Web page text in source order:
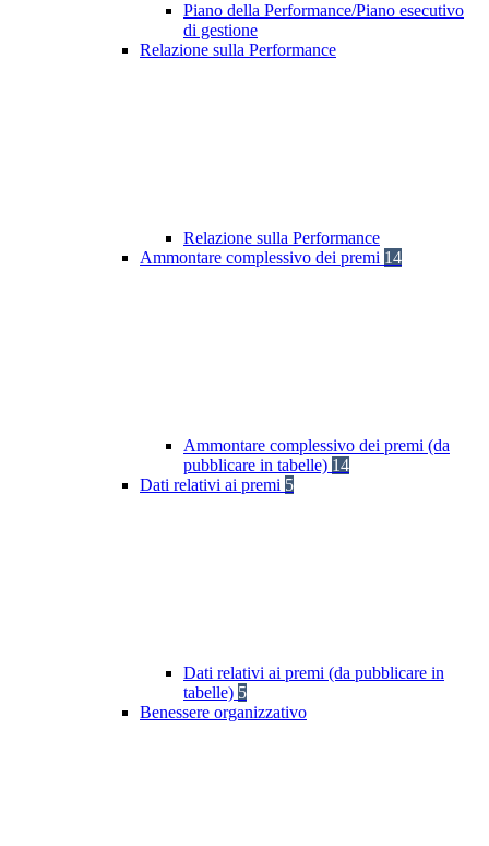
Piano della Performance/Piano esecutivo
di gestione
Relazione sulla Performance
Relazione sulla Performance
Ammontare complessivo dei premi 14
Ammontare complessivo dei premi (da
pubblicare in tabelle) 14
Dati relativi ai premi 5
Dati relativi ai premi (da pubblicare in
tabelle) 5
Benessere organizzativo